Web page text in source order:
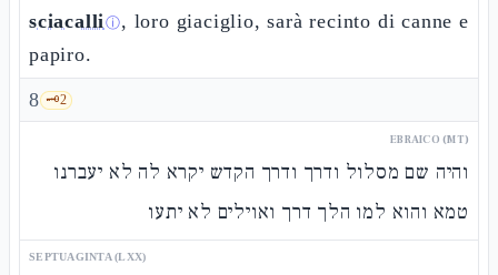
sciacalliⓘ, loro giaciglio, sarà recinto di canne e
papiro.
8 🗝️2
EBRAICO (MT)
והיה שם מסלול ודרך ודרך הקדש יקרא לה לא יעברנו
טמא והוא למו הלך דרך ואוילים לא יתעו
SEPTUAGINTA (LXX)